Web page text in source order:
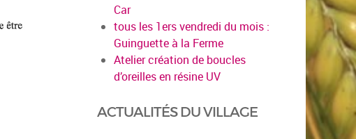
Car
tous les 1ers vendredi du mois :
Guinguette à la Ferme
Atelier création de boucles
d’oreilles en résine UV
ACTUALITÉS DU VILLAGE